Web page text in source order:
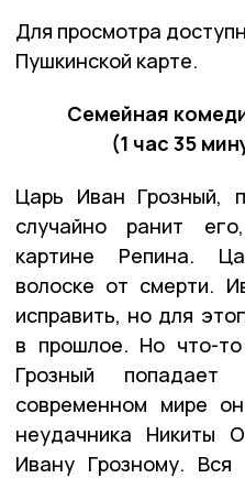
Для просмотра
Пушкинской карте.
Семейная
(1 час 35
Царь Иван Грозный,
случайно ранит
картине Репина.
волоске от смерти.
исправить, но для
в прошлое. Но что-
Грозный
современном мире
неудачника Никиты
Ивану Грозному. Вся